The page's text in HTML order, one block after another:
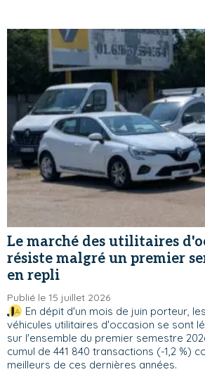
Le marché des utilitaires
résiste malgré un premier
en repli
Publié le 15 juillet 2026
En dépit d'un mois de juin porteur,
véhicules utilitaires d'occasion se sont
sur l'ensemble du premier semestre
cumul de 441 840 transactions (-1,2 %)
meilleurs de ces dernières années.